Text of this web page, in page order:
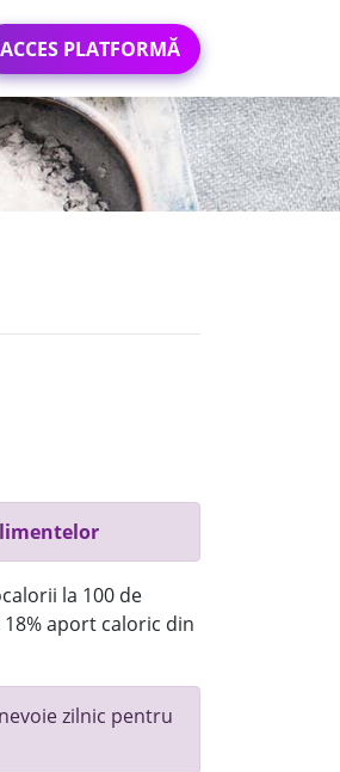
ACCES PLATFORMĂ
la 100 de
aport caloric din
zilnic pentru